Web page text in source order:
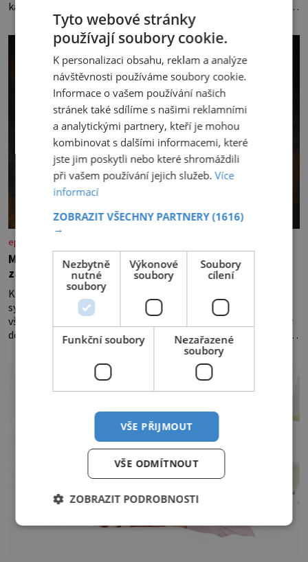
každou etapu života a specifické potřeby dítěte. Pro nejmenší
je klíčová jednoduchost, měkkost a bezpečí, proto by pokoj
miminka měl působit především klidně a útulně. Předškolní
epochaplus.cz
Mrkev není jen oranžová. Její neuvěřitelný příběh
začíná fialovou barvou
Když dnes vytáhneme ze země mrkev, většina z nás očekává
sytě oranžový kořen. Jenže po většinu své historie je mrkev
všechno možné, jen ne oranžová. Je fialová, žlutá, bílá, někdy
dokonce téměř černá. Až díky stovkám let pečlivého šlechtění
se z ní stává zelenina, bez které si českou zahradu ani
nedokážeme představit. Její příběh je
Tyto webové stránky
používají soubory cookie.
K personalizaci obsahu, reklam a analýze
návštěvnosti používáme soubory cookie.
Informace o vašem používání našich
stránek také sdílíme s našimi reklamními
a analytickými partnery, kteří je mohou
kombinovat s dalšími informacemi, které
jste jim poskytli nebo které shromáždili
při vašem používání jejich služeb.Více
informací
ZOBRAZIT VŠECHNY PARTNERY(1616)
→
Nezbytně
nutné
soubory
Výkonové
soubory
Soubory
cílení
Funkční soubory
Nezařazené
soubory
VŠE PŘIJMOUT
VŠE ODMÍTNOUT
ZOBRAZIT PODROBNOSTI